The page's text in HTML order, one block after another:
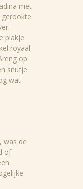
met
gerookte
plakje
royaal
op
snufje
wat
was de
of